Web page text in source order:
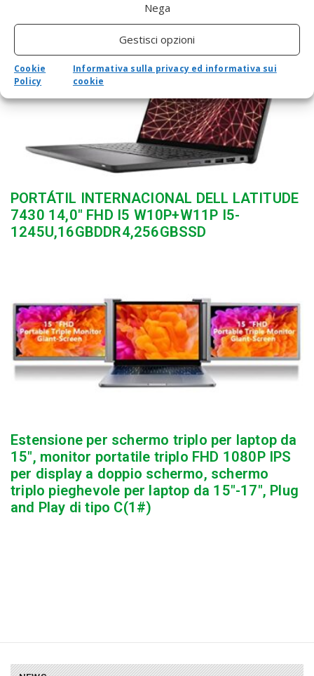
Nega
Gestisci opzioni
Cookie
Policy
Informativa sulla privacy ed informativa sui
cookie
PORTÁTIL INTERNACIONAL DELL LATITUDE
7430 14,0″ FHD I5 W10P+W11P I5-
1245U,16GBDDR4,256GBSSD
Estensione per schermo triplo per laptop da
15″, monitor portatile triplo FHD 1080P IPS
per display a doppio schermo, schermo
triplo pieghevole per laptop da 15″-17″, Plug
and Play di tipo C(1#)